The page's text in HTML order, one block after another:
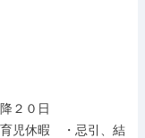
２０日
児休暇　・忌引、結